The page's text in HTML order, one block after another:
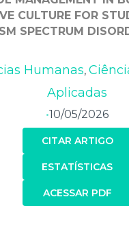
CULTURE FOR
SPECTRUM
Humanas,
Aplicadas
•10/05/2026
CITAR ARTIGO
ACESSAR PDF
ESTATÍSTICAS